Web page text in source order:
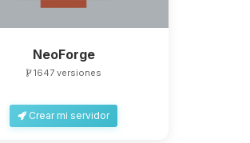
NeoForge
1647 versiones
Crear mi servidor